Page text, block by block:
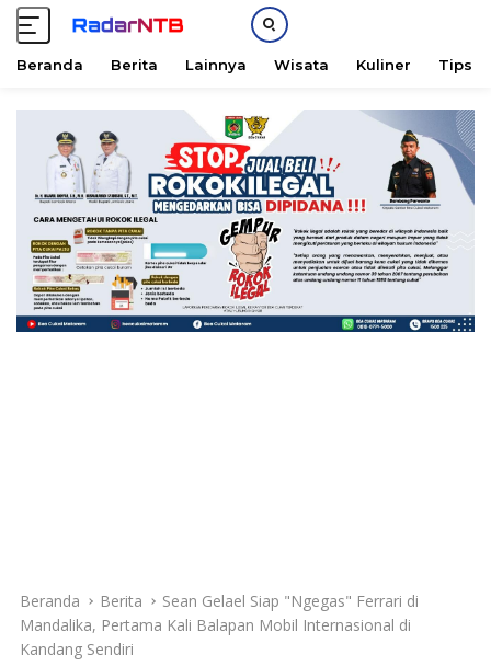
Beranda Berita Lainnya Wisata Kuliner Tips &
Beranda Berita
Sean Gelael Siap "Ngegas" Ferrari di
Mandalika, Pertama Kali Balapan Mobil Internasional di
Kandang Sendiri